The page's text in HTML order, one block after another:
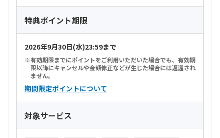
特典ポイント期限
2026年9月30日(水)23:59まで
有効期限までにポイントをご利用いただいた場合でも、有効期
限以降にキャンセルや金額修正などが生じた場合には返還され
ません。
期間限定ポイントについて
対象サービス